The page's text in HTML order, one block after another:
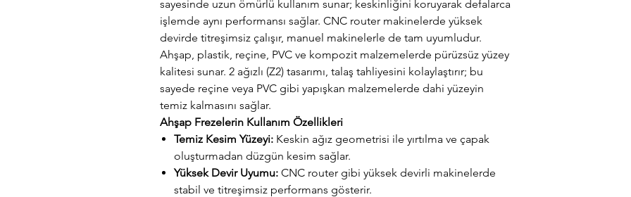
sayesinde uzun ömürlü kullanım sunar; keskinliğini koruyarak defalarca
işlemde aynı performansı sağlar. CNC router makinelerde yüksek
devirde titreşimsiz çalışır, manuel makinelerle de tam uyumludur.
Ahşap, plastik, reçine, PVC ve kompozit malzemelerde pürüzsüz yüzey
kalitesi sunar. 2 ağızlı (Z2) tasarımı, talaş tahliyesini kolaylaştırır; bu
sayede reçine veya PVC gibi yapışkan malzemelerde dahi yüzeyin
temiz kalmasını sağlar.
Ahşap Frezelerin Kullanım Özellikleri
Temiz Kesim Yüzeyi: Keskin ağız geometrisi ile yırtılma ve çapak
oluşturmadan düzgün kesim sağlar.
Yüksek Devir Uyumu: CNC router gibi yüksek devirli makinelerde
stabil ve titreşimsiz performans gösterir.